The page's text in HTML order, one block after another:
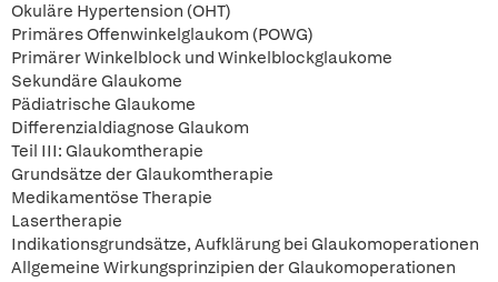
Okuläre Hypertension (OHT)
Primäres Offenwinkelglaukom (POWG)
Primärer Winkelblock und Winkelblockglaukome
Sekundäre Glaukome
Pädiatrische Glaukome
Differenzialdiagnose Glaukom
Teil III: Glaukomtherapie
Grundsätze der Glaukomtherapie
Medikamentöse Therapie
Lasertherapie
Indikationsgrundsätze, Aufklärung bei Glaukomoperationen
Allgemeine Wirkungsprinzipien der Glaukomoperationen